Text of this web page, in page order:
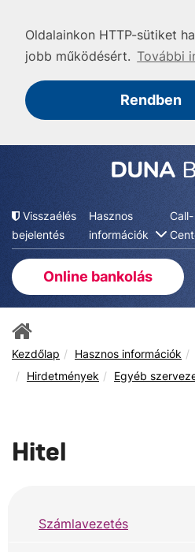
Oldalainkon HTTP-sütiket
jobb működésért. További
Rendben
Visszaélés
bejelentés
Hasznos
információk
Call-
Online bankolás
Kezdőlap Hasznos információk
Hirdetmények
Egyéb
Hitel
Számlavezetés